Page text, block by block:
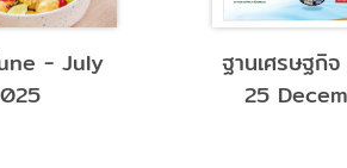
ประชาชาติธุรกิจ 20-
23 กุมภาพันธ์ 2566
ข่าว